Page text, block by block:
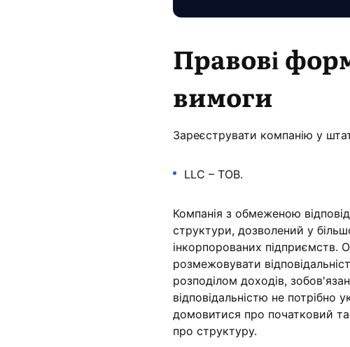
Правові
вимоги
Зареєструвати компанію у
LLC – ТОВ.
Компанія з обмеженою
структури, дозволений у
інкорпорованих підприємств.
розмежовувати
розподілом доходів,
відповідальністю не
домовитися про початковий та
про структуру.